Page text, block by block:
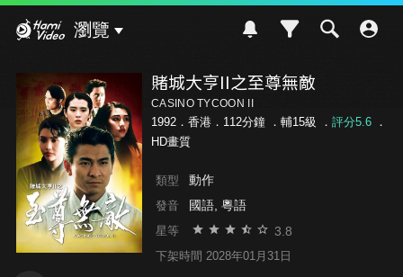
瀏覽
賭城大亨II之至尊無敵
CASINO TYCOON II
1992．香港．112分鐘 ． 輔15級 ． 評分5.6．
HD畫質
類型 動作
發音 國語, 粵語
星等 3.8
下架時間 2028年01月31日